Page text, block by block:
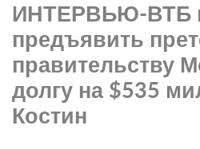
ИНТЕРВЬЮ-ВТБ
предъявить
правительству
долгу на $535
Костин